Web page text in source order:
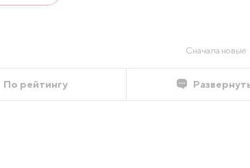
Сначала новые
По рейтингу